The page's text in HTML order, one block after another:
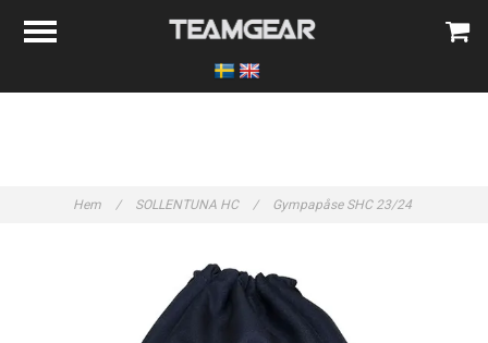
Hem / SOLLENTUNA HC / Gympapåse SHC 23/24